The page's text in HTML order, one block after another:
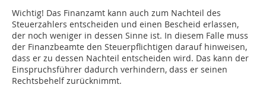
Wichtig! Das Finanzamt kann auch zum Nachteil des
Steuerzahlers entscheiden und einen Bescheid erlassen,
der noch weniger in dessen Sinne ist. In diesem Falle muss
der Finanzbeamte den Steuerpflichtigen darauf hinweisen,
dass er zu dessen Nachteil entscheiden wird. Das kann der
Einspruchsführer dadurch verhindern, dass er seinen
Rechtsbehelf zurücknimmt.